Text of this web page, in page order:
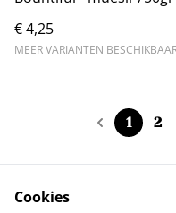
€ 4,25
MEER VARIANTEN
1 2
Cookies